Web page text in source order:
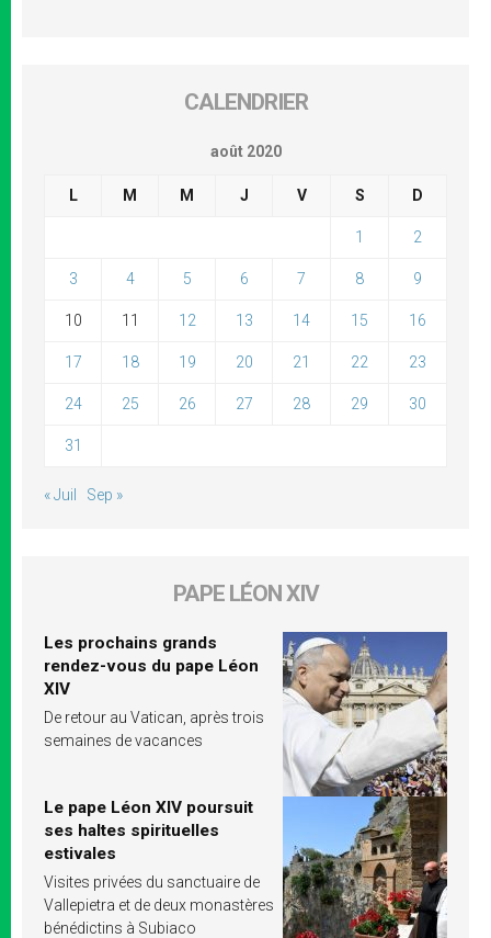
CALENDRIER
août 2020
L M M J V S D
1 2
3 4 5 6 7 8 9
10 11 12 13 14 15 16
17 18 19 20 21 22 23
24 25 26 27 28 29 30
31
« Juil Sep »
PAPE LÉON XIV
Les prochains grands
rendez-vous du pape Léon
XIV
De retour au Vatican, après trois
semaines de vacances
Le pape Léon XIV poursuit
ses haltes spirituelles
estivales
Visites privées du sanctuaire de
Vallepietra et de deux monastères
bénédictins à Subiaco